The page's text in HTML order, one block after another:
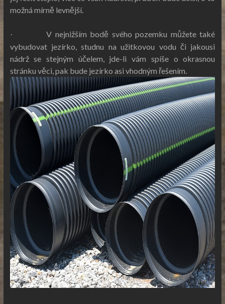
možná mírně levnější.
·
V nejnižším bodě svého pozemku můžete také
vybudovat jezírko, studnu na užitkovou vodu či jakousi
nádrž se stejným účelem, jde-li vám spíše o okrasnou
stránku věci, pak bude jezírko asi vhodným řešením.